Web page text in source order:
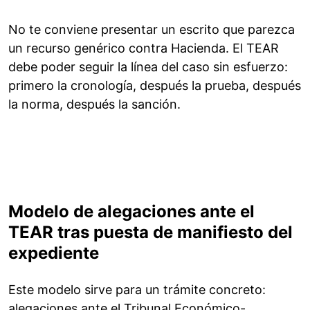
No te conviene presentar un escrito que parezca
un recurso genérico contra Hacienda. El TEAR
debe poder seguir la línea del caso sin esfuerzo:
primero la cronología, después la prueba, después
la norma, después la sanción.
Modelo de alegaciones ante el
TEAR tras puesta de manifiesto del
expediente
Este modelo sirve para un trámite concreto: